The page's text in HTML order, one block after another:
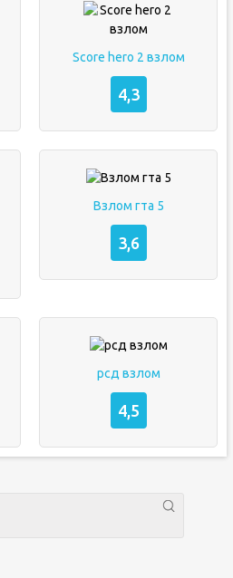
Score hero 2 взлом
4,3
Взлом гта 5
3,6
рсд взлом
4,5